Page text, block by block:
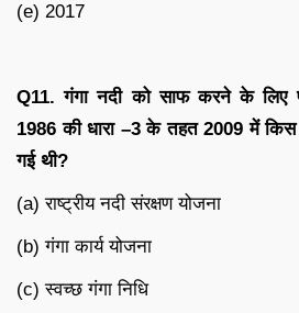
(e) 2017
Q11.गंगा नदी को साफ करने के लिए
1986 की धारा –3के तहत 2009 में किस
गई थी?
(a) राष्ट्रीय नदी संरक्षण योजना
(b) गंगा कार्य योजना
(c) स्वच्छ गंगा निधि